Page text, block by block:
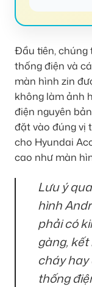
Đầu tiên, chúng
thống điện và
màn hình zin
không làm ảnh
điện nguyên
đặt vào đúng vị
cho Hyundai
cao như màn
Lưu ý
hình
phải có
gàng,
cháy
thống